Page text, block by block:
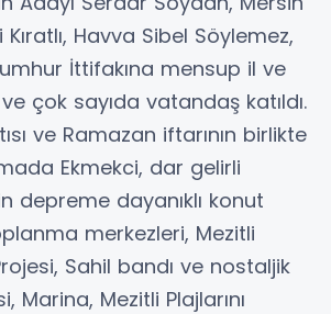
Havva Sibel Söylemez,
İttifakına mensup il ve
çok sayıda vatandaş katıldı.
ve Ramazan iftarının birlikte
Ekmekci, dar gelirli
depreme dayanıklı konut
merkezleri, Mezitli
Sahil bandı ve nostaljik
Marina, Mezitli Plajlarını